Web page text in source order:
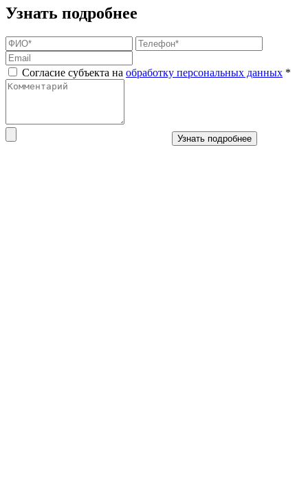
Узнать подробнее
Согласие субъекта на обработку персональных данных *
Узнать подробнее